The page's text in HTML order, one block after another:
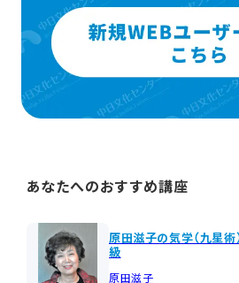
あなたへのおすすめ講座
原田滋子の気学（九星
級
原田滋子